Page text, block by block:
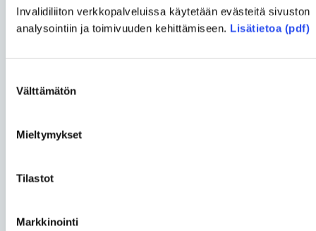
Invalidiliiton verkkopalveluissa käytetään evästeitä sivuston
analysointiin ja toimivuuden kehittämiseen. Lisätietoa (pdf)
valinta
Välttämätön
Mieltymykset
Tilastot
Markkinointi
suuri vaikutus. Suositeltavin ja myös
kustannustehokkain tapa saavutettavan digitaalisen